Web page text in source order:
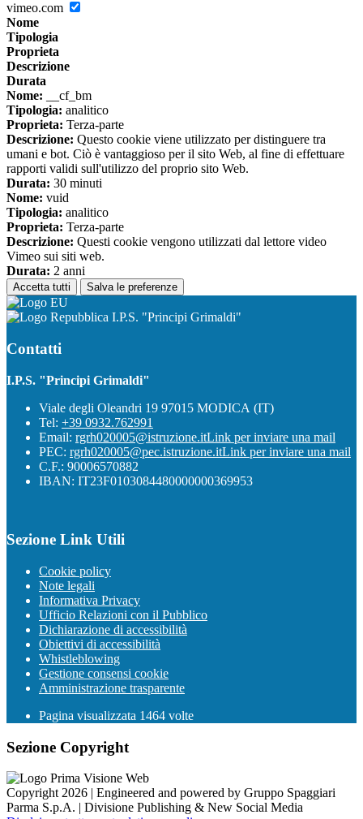
vimeo.com
Nome
Tipologia
Proprieta
Descrizione
Durata
Nome: __cf_bm
Tipologia: analitico
Proprieta: Terza-parte
Descrizione: Questo cookie viene utilizzato per distinguere tra
umani e bot. Ciò è vantaggioso per il sito Web, al fine di effettuare
rapporti validi sull'utilizzo del proprio sito Web.
Durata: 30 minuti
Nome: vuid
Tipologia: analitico
Proprieta: Terza-parte
Descrizione: Questi cookie vengono utilizzati dal lettore video
Vimeo sui siti web.
Durata: 2 anni
Accetta tutti Salva le preferenze
I.P.S. "Principi Grimaldi"
Contatti
I.P.S. "Principi Grimaldi"
Viale degli Oleandri 19 97015 MODICA (IT)
Tel: +39 0932.762991
Email: rgrh020005@istruzione.itLink per inviare una mail
PEC: rgrh020005@pec.istruzione.itLink per inviare una mail
C.F.: 90006570882
IBAN: IT23F0103084480000000369953
Sezione Link Utili
Cookie policy
Note legali
Informativa Privacy
Ufficio Relazioni con il Pubblico
Dichiarazione di accessibilità
Obiettivi di accessibilità
Whistleblowing
Gestione consensi cookie
Amministrazione trasparente
Pagina visualizzata 1464 volte
Sezione Copyright
Copyright 2026 | Engineered and powered by Gruppo Spaggiari
Parma S.p.A. | Divisione Publishing & New Social Media